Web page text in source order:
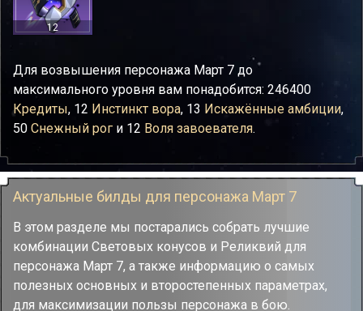
12
Для возвышения персонажа Март 7 до
максимального уровня вам понадобится: 246400
Кредиты, 12 Инстинкт вора, 13 Искажённые амбиции,
50 Снежный рог и 12 Воля завоевателя.
Актуальные билды для персонажа Март 7
В этом разделе мы постарались собрать лучшие
комбинации Световых конусов и Реликвий для
персонажа Март 7, а также информацию о самых
полезных основных и второстепенных параметрах,
для максимизации пользы персонажа в бою.